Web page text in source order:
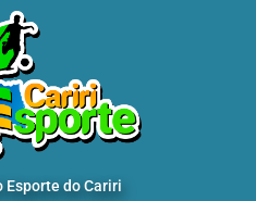
Esporte do Cariri